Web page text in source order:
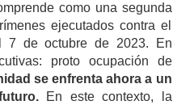
como una segunda
ejecutados contra el
7 de octubre de 2023. En
proto ocupación de
se enfrenta ahora a un
En este contexto, la